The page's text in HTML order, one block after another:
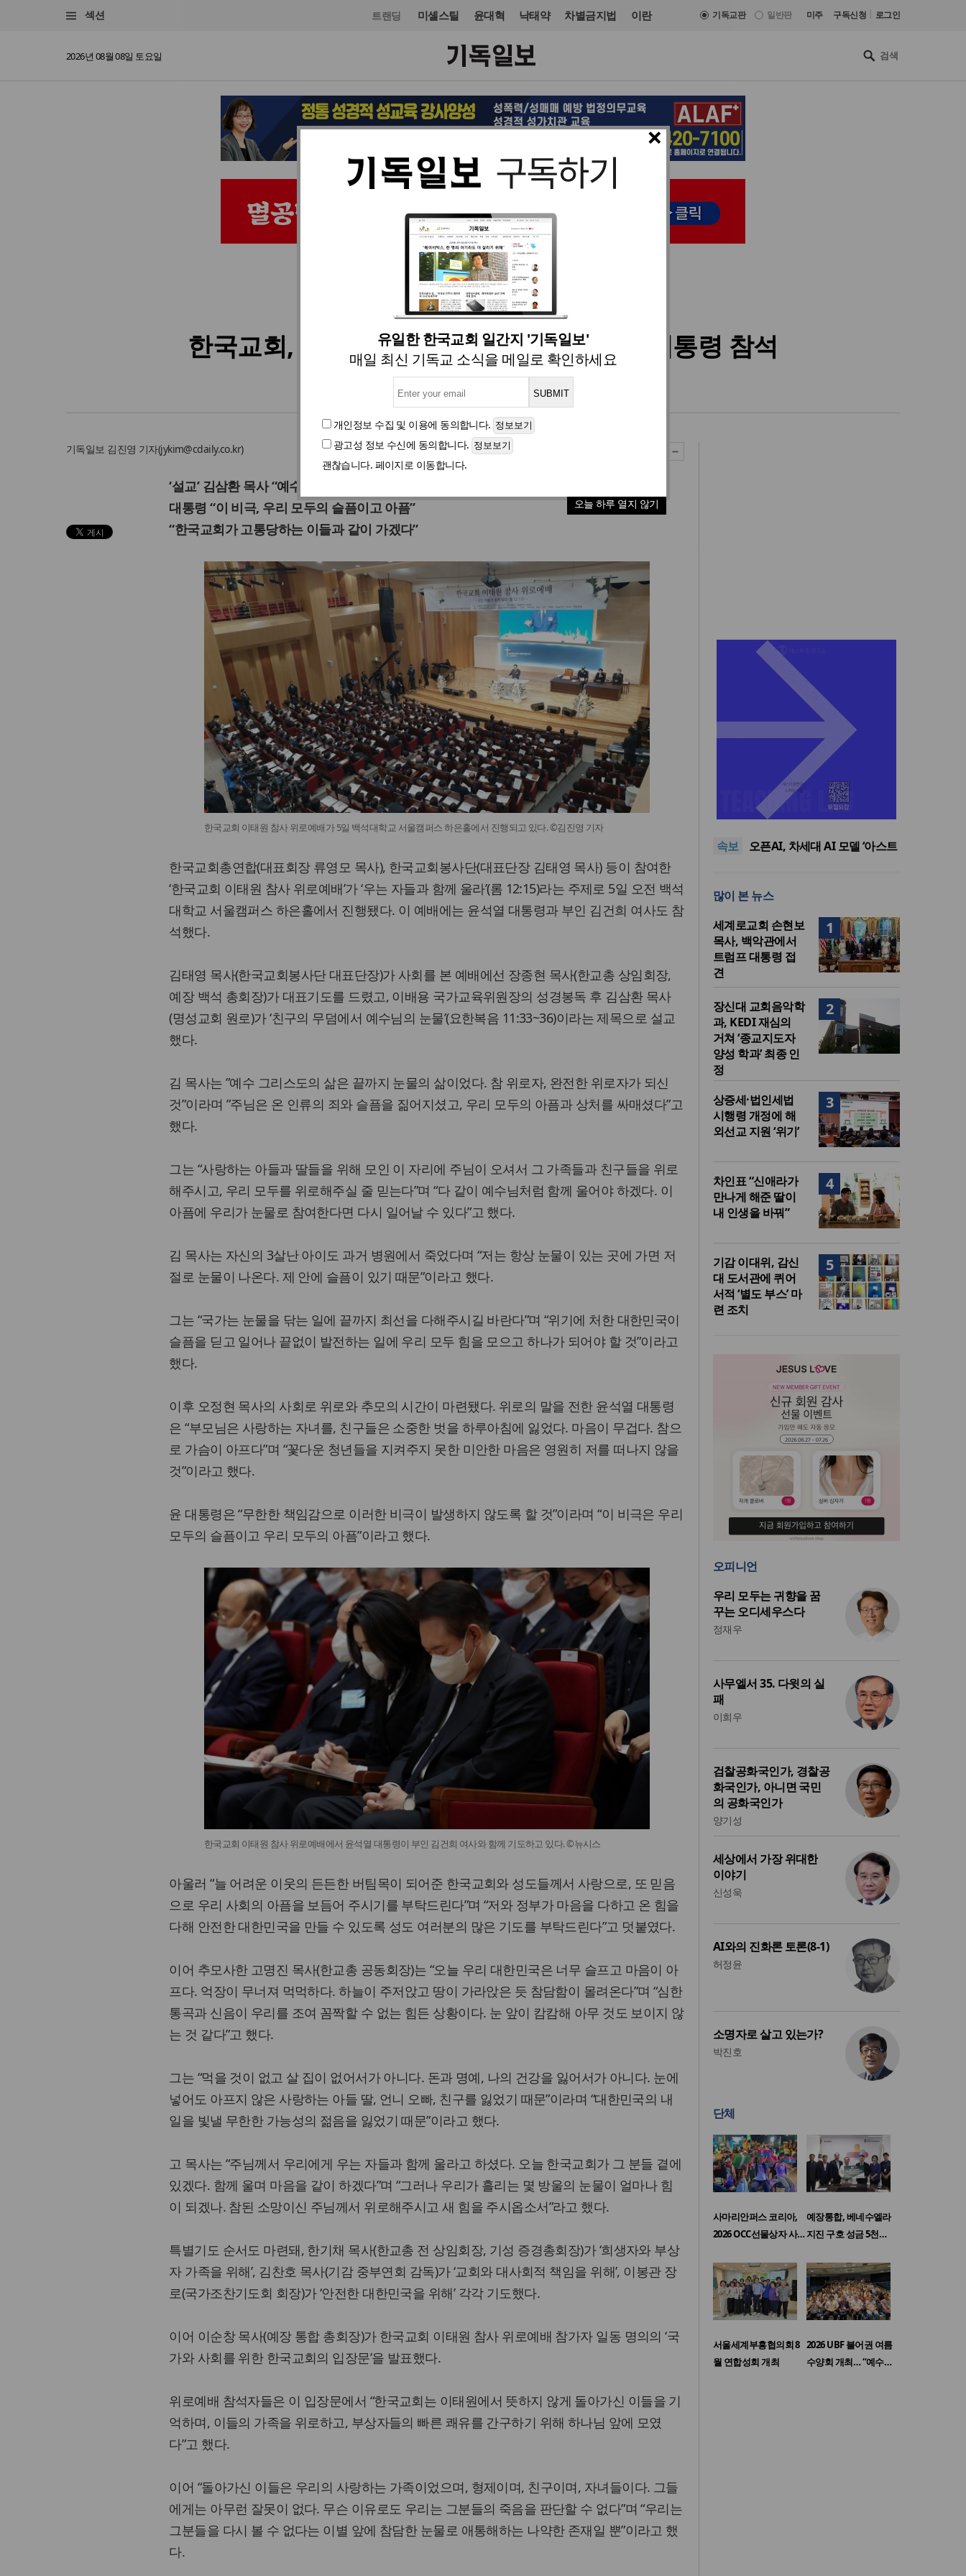
섹션 트랜딩 미셸스틸 윤대혁 낙태약 차별금지법 이란 기독교판 일반판 미주 구독신청 로그인
2026년 08월 08일 토요일
×
유일한 한국교회 일간지 '기독일보'
매일 최신 기독교 소식을 메일로 확인하세요
개인정보 수집 및 이용에 동의합니다.
광고성 정보 수신에 동의합니다.
괜찮습니다. 페이지로 이동합니다.
오늘 하루 열지 않기
교단/단체 입력 2022. 11. 05 12:31
한국교회, 이태원 참사 위로예배 드려… 尹 대통령 참석
“참된 소망이신 주님께서 위로해주시고 새 힘 주시길”
기독일보 김진영 기자(jykim@cdaily.co.kr)
‘설교’ 김삼환 목사 “예수님처럼 함께 울어야”
대통령 “이 비극, 우리 모두의 슬픔이고 아픔”
“한국교회가 고통당하는 이들과 같이 가겠다”
한국교회 이태원 참사 위로예배가 5일 백석대학교 서울캠퍼스 하은홀에서 진행되고 있다. ©김진영 기자
한국교회총연합(대표회장 류영모 목사), 한국교회봉사단(대표단장 김태영 목사) 등이 참여한
‘한국교회 이태원 참사 위로예배’가 ‘우는 자들과 함께 울라’(롬 12:15)라는 주제로 5일 오전 백석
대학교 서울캠퍼스 하은홀에서 진행됐다. 이 예배에는 윤석열 대통령과 부인 김건희 여사도 참
석했다.
김태영 목사(한국교회봉사단 대표단장)가 사회를 본 예배에선 장종현 목사(한교총 상임회장,
예장 백석 총회장)가 대표기도를 드렸고, 이배용 국가교육위원장의 성경봉독 후 김삼환 목사
(명성교회 원로)가 ‘친구의 무덤에서 예수님의 눈물’(요한복음 11:33~36)이라는 제목으로 설교
했다.
김 목사는 ”예수 그리스도의 삶은 끝까지 눈물의 삶이었다. 참 위로자, 완전한 위로자가 되신
것”이라며 ”주님은 온 인류의 죄와 슬픔을 짊어지셨고, 우리 모두의 아픔과 상처를 싸매셨다”고
했다.
그는 “사랑하는 아들과 딸들을 위해 모인 이 자리에 주님이 오셔서 그 가족들과 친구들을 위로
해주시고, 우리 모두를 위로해주실 줄 믿는다”며 “다 같이 예수님처럼 함께 울어야 하겠다. 이
아픔에 우리가 눈물로 참여한다면 다시 일어날 수 있다”고 했다.
김 목사는 자신의 3살난 아이도 과거 병원에서 죽었다며 “저는 항상 눈물이 있는 곳에 가면 저
절로 눈물이 나온다. 제 안에 슬픔이 있기 때문”이라고 했다.
그는 “국가는 눈물을 닦는 일에 끝까지 최선을 다해주시길 바란다”며 “위기에 처한 대한민국이
슬픔을 딛고 일어나 끝없이 발전하는 일에 우리 모두 힘을 모으고 하나가 되어야 할 것”이라고
했다.
이후 오정현 목사의 사회로 위로와 추모의 시간이 마련됐다. 위로의 말을 전한 윤석열 대통령
은 “부모님은 사랑하는 자녀를, 친구들은 소중한 벗을 하루아침에 잃었다. 마음이 무겁다. 참으
로 가슴이 아프다”며 “꽃다운 청년들을 지켜주지 못한 미안한 마음은 영원히 저를 떠나지 않을
것”이라고 했다.
윤 대통령은 “무한한 책임감으로 이러한 비극이 발생하지 않도록 할 것”이라며 “이 비극은 우리
모두의 슬픔이고 우리 모두의 아픔”이라고 했다.
한국교회 이태원 참사 위로예배에서 윤석열 대통령이 부인 김건희 여사와 함께 기도하고 있다. ©뉴시스
아울러 “늘 어려운 이웃의 든든한 버팀목이 되어준 한국교회와 성도들께서 사랑으로, 또 믿음
으로 우리 사회의 아픔을 보듬어 주시기를 부탁드린다”며 “저와 정부가 마음을 다하고 온 힘을
다해 안전한 대한민국을 만들 수 있도록 성도 여러분의 많은 기도를 부탁드린다”고 덧붙였다.
이어 추모사한 고명진 목사(한교총 공동회장)는 “오늘 우리 대한민국은 너무 슬프고 마음이 아
프다. 억장이 무너져 먹먹하다. 하늘이 주저앉고 땅이 가라앉은 듯 참담함이 몰려온다”며 “심한
통곡과 신음이 우리를 조여 꼼짝할 수 없는 힘든 상황이다. 눈 앞이 캄캄해 아무 것도 보이지 않
는 것 같다”고 했다.
그는 “먹을 것이 없고 살 집이 없어서가 아니다. 돈과 명예, 나의 건강을 잃어서가 아니다. 눈에
넣어도 아프지 않은 사랑하는 아들 딸, 언니 오빠, 친구를 잃었기 때문”이라며 “대한민국의 내
일을 빛낼 무한한 가능성의 젊음을 잃었기 때문”이라고 했다.
고 목사는 “주님께서 우리에게 우는 자들과 함께 울라고 하셨다. 오늘 한국교회가 그 분들 곁에
있겠다. 함께 울며 마음을 같이 하겠다”며 “그러나 우리가 흘리는 몇 방울의 눈물이 얼마나 힘
이 되겠나. 참된 소망이신 주님께서 위로해주시고 새 힘을 주시옵소서”라고 했다.
특별기도 순서도 마련돼, 한기채 목사(한교총 전 상임회장, 기성 증경총회장)가 ‘희생자와 부상
자 가족을 위해’, 김찬호 목사(기감 중부연회 감독)가 ‘교회와 대사회적 책임을 위해’, 이봉관 장
로(국가조찬기도회 회장)가 ‘안전한 대한민국을 위해’ 각각 기도했다.
이어 이순창 목사(예장 통합 총회장)가 한국교회 이태원 참사 위로예배 참가자 일동 명의의 ‘국
가와 사회를 위한 한국교회의 입장문’을 발표했다.
위로예배 참석자들은 이 입장문에서 “ 한국교회는 이태원에서 뜻하지 않게 돌아가신 이들을 기
억하며, 이들의 가족을 위로하고, 부상자들의 빠른 쾌유를 간구하기 위해 하나님 앞에 모였
다”고 했다.
이어 “돌아가신 이들은 우리의 사랑하는 가족이었으며, 형제이며, 친구이며, 자녀들이다. 그들
에게는 아무런 잘못이 없다. 무슨 이유로도 우리는 그분들의 죽음을 판단할 수 없다”며 “우리는
그분들을 다시 볼 수 없다는 이별 앞에 참담한 눈물로 애통해하는 나약한 존재일 뿐”이라고 했
다.
속보
기감 이대위, 감신대 도서관에
퀴어서적 ‘별도 부스’ 마련 조치
2026년 상반기 탈북민 입국 63
소
라’ 일부 활동 중단… “중대한 사
김병기 의원직 제명 요구 국민
위한 국가적 자산”
퀴어서적 ‘별도 부스’ 마련 조치
2026년 상반기 탈북민 입국 63
명… 전년 동기 대비 34.4% 감
소
많이 본 뉴스
1
세계로교회 손현보
목사, 백악관에서
트럼프 대통령 접
견
2
장신대 교회음악학
과, KEDI 재심의
거쳐 ‘종교지도자
양성 학과’ 최종 인
정
3
상증세·법인세법
시행령 개정에 해
외선교 지원 ‘위기’
4
차인표 “신애라가
만나게 해준 딸이
내 인생을 바꿔”
5
기감 이대위, 감신
대 도서관에 퀴어
서적 ‘별도 부스’ 마
련 조치
오피니언
우리 모두는 귀향을 꿈
꾸는 오디세우스다
정재우
사무엘서 35. 다윗의 실
패
이희우
검찰공화국인가, 경찰공
화국인가, 아니면 국민
의 공화국인가
양기성
세상에서 가장 위대한
이야기
신성욱
AI와의 진화론 토론(8-1)
허정윤
소명자로 살고 있는가?
박진호
단체
사마리안퍼스 코리아,
2026 OCC선물상자 사…
예장통합, 베네수엘라
지진 구호 성금 5천…
서울세계부흥협의회 8
월 연합성회 개최
2026 UBF 불어권 여름
수양회 개최… “예수…